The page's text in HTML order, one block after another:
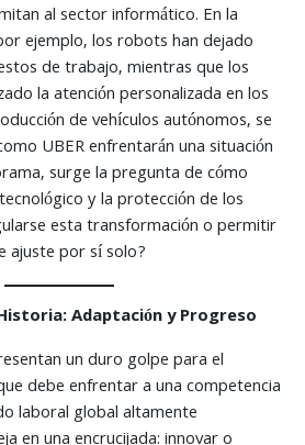
al sector informático. En la
ejemplo, los robots han dejado
de trabajo, mientras que los
la atención personalizada en los
de vehículos autónomos, se
UBER enfrentarán una situación
surge la pregunta de cómo
y la protección de los
esta transformación o permitir
ajuste por sí solo?
Adaptación y Progreso
un duro golpe para el
debe enfrentar a una competencia
laboral global altamente